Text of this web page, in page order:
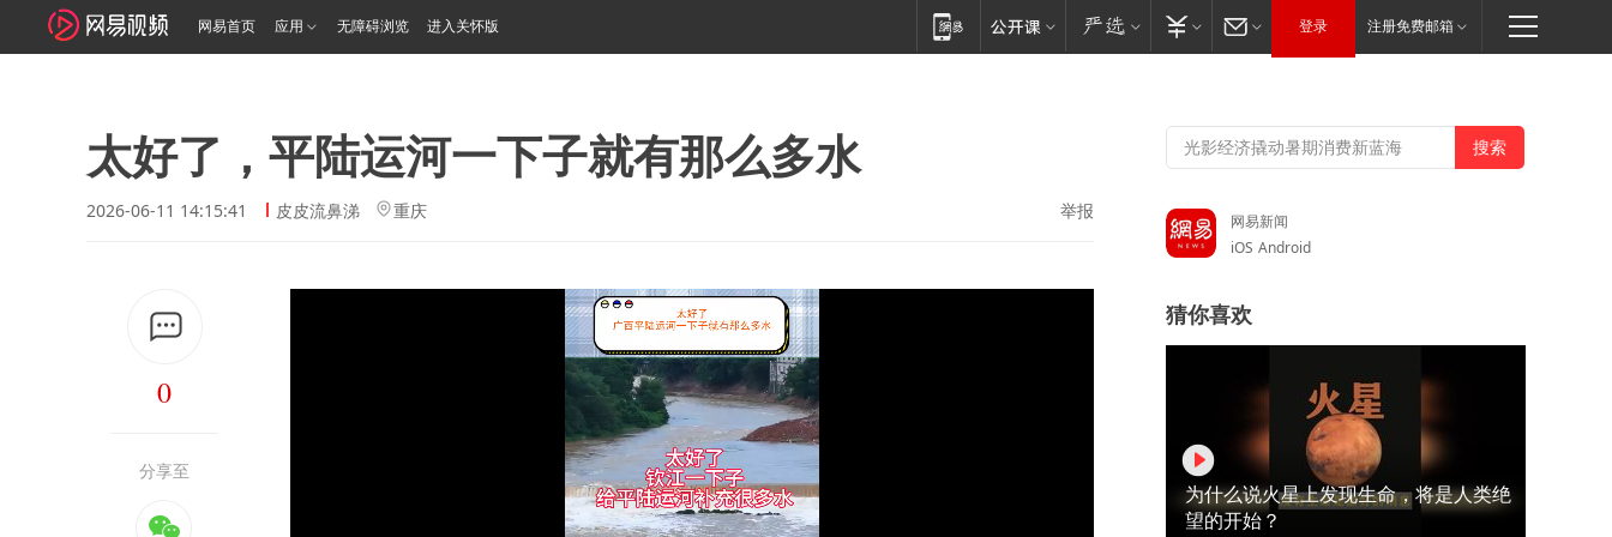
网易首页 应用 无障碍浏览 进入关怀版 登录 注册免费邮箱
太好了，平陆运河一下子就有那么多水
2026-06-11 14:15:41 皮皮流鼻涕 重庆 举报
0
分享至
网易新闻
iOS Android
猜你喜欢
为什么说火星上发现生命，将是人类绝
望的开始？